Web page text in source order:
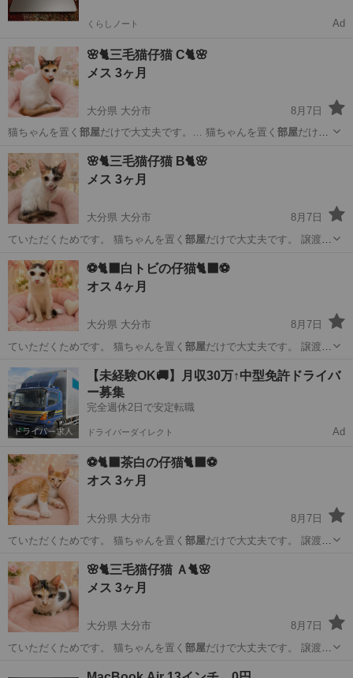
くらしノート Ad
🌸🐈三毛猫仔猫 C🐈🌸
メス 3ヶ月
大分県 大分市
8月7日
猫ちゃんを置く 部屋 だけで大丈夫です。… 猫ちゃんを置く 部屋だけで
大分 大分市 猫 ワクチン
🌸🐈三毛猫仔猫 B🐈🌸
メス 3ヶ月
大分県 大分市
8月7日
ていただくためです。 猫ちゃんを置く 部屋だけで大丈夫です。 譲渡し
大分 大分市 猫 ワクチン
⚽️🐈‍⬛白トビの仔猫🐈‍⬛⚽️
オス 4ヶ月
大分県 大分市
8月7日
ていただくためです。 猫ちゃんを置く 部屋だけで大丈夫です。 譲渡し
大分 大分市 猫 ワクチン
【未経験OK🚚】月収30万↑中型免許ドライバ
ー募集
完全週休2日で安定転職
ドライバーダイレクト Ad
⚽️🐈‍⬛茶白の仔猫🐈‍⬛⚽️
オス 3ヶ月
大分県 大分市
8月7日
ていただくためです。 猫ちゃんを置く 部屋だけで大丈夫です。 譲渡し
大分 大分市 猫 ワクチン
🌸🐈三毛猫仔猫 Ａ🐈🌸
メス 3ヶ月
大分県 大分市
8月7日
ていただくためです。 猫ちゃんを置く 部屋だけで大丈夫です。 譲渡し
ワクチン